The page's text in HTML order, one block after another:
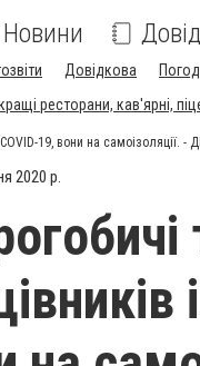
Новини
Довідкова
ресторани, кав'ярні,
19, вони на самоізоляції. -
2020 р.